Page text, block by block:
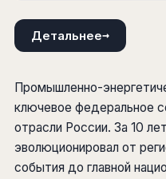
Детальнее→
Промышленно-
ключевое федеральное
отрасли России. За 10
эволюционировал от
события до главной